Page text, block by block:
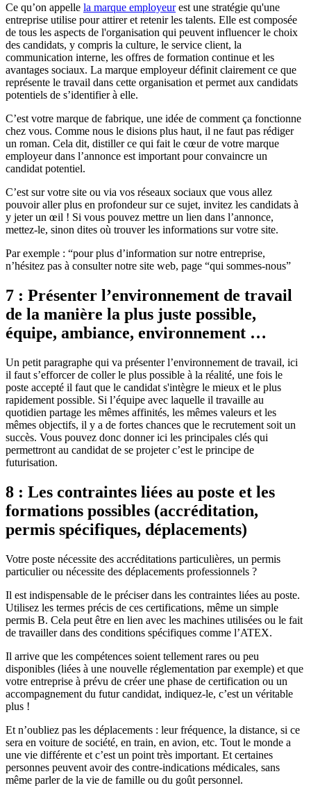
Ce qu’on appelle la marque employeurest une stratégie qu'une
entreprise utilise pour attirer et retenir les talents. Elle est composée
de tous les aspects de l'organisation qui peuvent influencer le choix
des candidats, y compris la culture, le service client, la
communication interne, les offres de formation continue et les
avantages sociaux. La marque employeur définit clairement ce que
représente le travail dans cette organisation et permet aux candidats
potentiels de s’identifier à elle.
C’est votre marque de fabrique, une idée de comment ça fonctionne
chez vous. Comme nous le disions plus haut, il ne faut pas rédiger
un roman. Cela dit, distiller ce qui fait le cœur de votre marque
employeur dans l’annonce est important pour convaincre un
candidat potentiel.
C’est sur votre site ou via vos réseaux sociaux que vous allez
pouvoir aller plus en profondeur sur ce sujet, invitez les candidats à
y jeter un œil ! Si vous pouvez mettre un lien dans l’annonce,
mettez-le, sinon dites où trouver les informations sur votre site.
Par exemple : “pour plus d’information sur notre entreprise,
n’hésitez pas à consulter notre site web, page “qui sommes-nous”
7 : Présenter l’environnement de travail
de la manière la plus juste possible,
équipe, ambiance, environnement …
Un petit paragraphe qui va présenter l’environnement de travail, ici
il faut s’efforcer de coller le plus possible à la réalité, une fois le
poste accepté il faut que le candidat s'intègre le mieux et le plus
rapidement possible. Si l’équipe avec laquelle il travaille au
quotidien partage les mêmes affinités, les mêmes valeurs et les
mêmes objectifs, il y a de fortes chances que le recrutement soit un
succès. Vous pouvez donc donner ici les principales clés qui
permettront au candidat de se projeter c’est le principe de
futurisation.
8 : Les contraintes liées au poste et les
formations possibles (accréditation,
permis spécifiques, déplacements)
Votre poste nécessite des accréditations particulières, un permis
particulier ou nécessite des déplacements professionnels ?
Il est indispensable de le préciser dans les contraintes liées au poste.
Utilisez les termes précis de ces certifications, même un simple
permis B. Cela peut être en lien avec les machines utilisées ou le fait
de travailler dans des conditions spécifiques comme l’ATEX.
Il arrive que les compétences soient tellement rares ou peu
disponibles (liées à une nouvelle réglementation par exemple) et que
votre entreprise à prévu de créer une phase de certification ou un
accompagnement du futur candidat, indiquez-le, c’est un véritable
plus !
Et n’oubliez pas les déplacements : leur fréquence, la distance, si ce
sera en voiture de société, en train, en avion, etc. Tout le monde a
une vie différente et c’est un point très important. Et certaines
personnes peuvent avoir des contre-indications médicales, sans
même parler de la vie de famille ou du goût personnel.